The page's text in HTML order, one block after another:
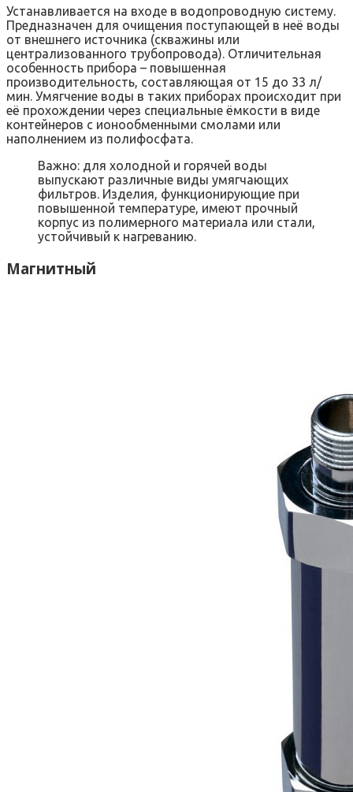
Устанавливается на входе в водопроводную систему.
Предназначен для очищения поступающей в неё воды
от внешнего источника (скважины или
централизованного трубопровода). Отличительная
особенность прибора – повышенная
производительность, составляющая от 15 до 33 л/
мин. Умягчение воды в таких приборах происходит при
её прохождении через специальные ёмкости в виде
контейнеров с ионообменными смолами или
наполнением из полифосфата.
Важно: для холодной и горячей воды
выпускают различные виды умягчающих
фильтров. Изделия, функционирующие при
повышенной температуре, имеют прочный
корпус из полимерного материала или стали,
устойчивый к нагреванию.
Магнитный